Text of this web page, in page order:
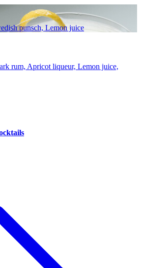
punsch, Lemon juice
rum, Apricot liqueur, Lemon juice,